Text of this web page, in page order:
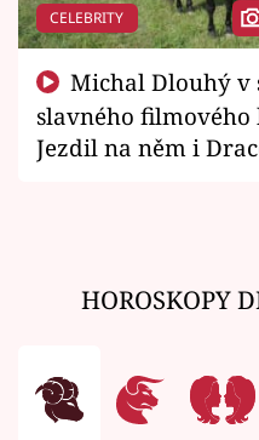
CELEBRITY
slavného filmového
Jezdil na něm i
HOROSKOPY